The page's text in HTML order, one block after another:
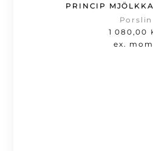
PRINCIP
Porslin
1 080,00
ex.